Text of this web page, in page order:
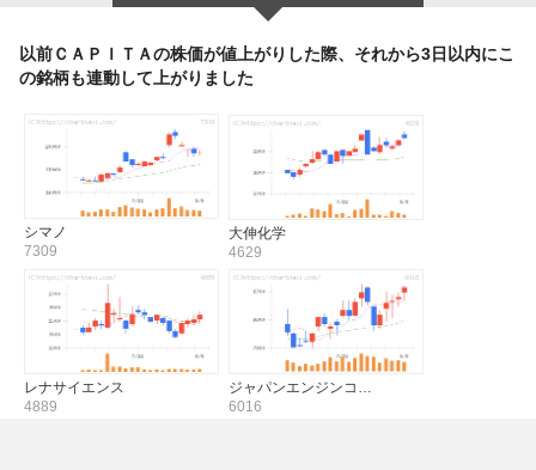
以前ＣＡＰＩＴＡの株価が値上がりした際、それから3日以内にこ
の銘柄も連動して上がりました
シマノ
7309
大伸化学
4629
レナサイエンス
4889
ジャパンエンジンコ…
6016